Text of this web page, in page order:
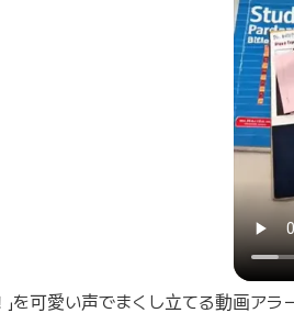
」を可愛い声でまくし立てる動画